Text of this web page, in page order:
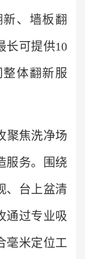
、墙板翻
长可提供10
体翻新服
聚焦洗净场
服务。围绕
、台上盆清
通过专业吸
毫米定位工